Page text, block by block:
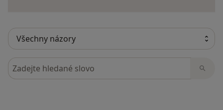
Hledejte v názorech